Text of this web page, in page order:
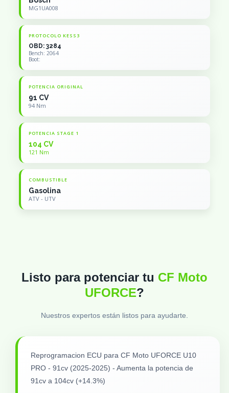
MG1UA008
PROTOCOLO KESS3
OBD: 3284
Bench: 2064
Boot:
POTENCIA ORIGINAL
91 CV
94 Nm
POTENCIA STAGE 1
104 CV
121 Nm
COMBUSTIBLE
Gasolina
ATV - UTV
Listo para potenciar tu CF Moto
UFORCE?
Nuestros expertos están listos para ayudarte.
Reprogramacion ECU para CF Moto UFORCE U10
PRO - 91cv (2025-2025) - Aumenta la potencia de
91cv a 104cv (+14.3%)